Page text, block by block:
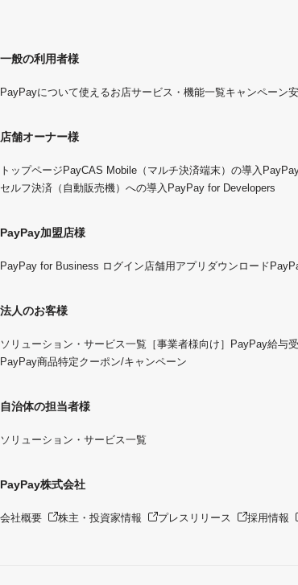
一般の利用者様
PayPayについて使えるお店サービス・機能一覧キャンペーン
店舗オーナー様
トップページPayCAS Mobile（マルチ決済端末）の導入
セルフ決済（自動販売機）への導入 PayPay for Developers
PayPay加盟店様
PayPay for Business ログイン 店舗用アプリダウンロード
法人のお客様
ソリューション・サービス一覧 ［事業者様向け］PayPay給与
PayPay商品特定クーポン/キャンペーン
自治体の担当者様
ソリューション・サービス一覧
PayPay株式会社
会社概要 株主・投資家情報 プレスリリース 採用情報